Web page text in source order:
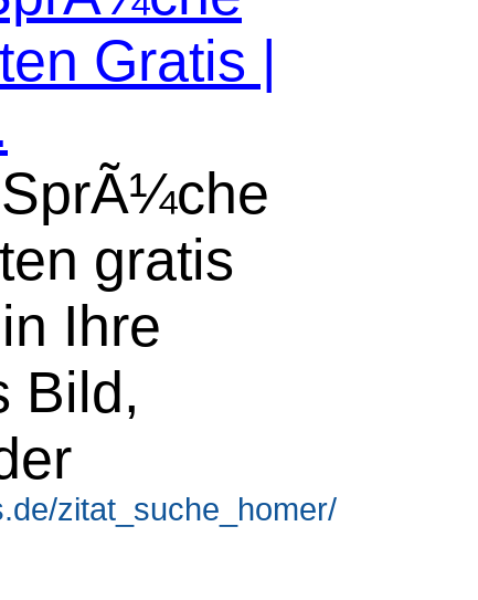
Gratis |
gratis
Ihre
Bild,
zitat_suche_homer/